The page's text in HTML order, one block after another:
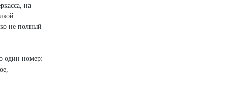
на
не полный
один номер: